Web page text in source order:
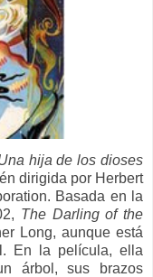
hija de los dioses
dirigida por Herbert
Basada en la
The Darling of the
Long, aunque está
En la película, ella
árbol, sus brazos